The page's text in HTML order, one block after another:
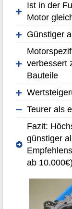
Ist in der
Motor
Günstiger
verbessert
Bauteile
Teurer als
Fazit:
günstiger
ab 10.000€)